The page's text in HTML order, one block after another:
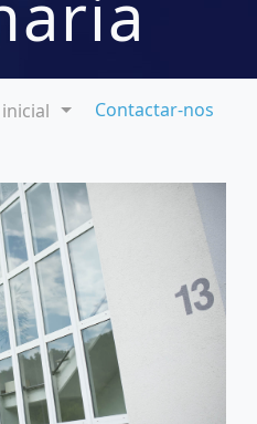
Contactar-nos